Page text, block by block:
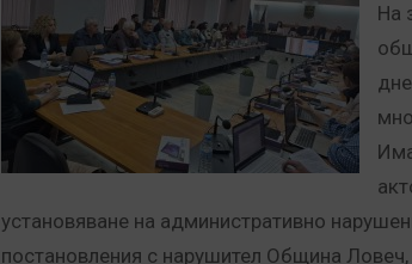
На
установяване на административно
постановления с нарушител Община Ловеч,